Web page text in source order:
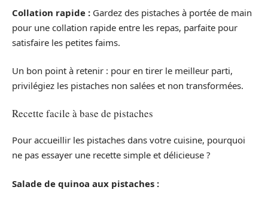
Collation rapide : Gardez des pistaches à portée de main
pour une collation rapide entre les repas, parfaite pour
satisfaire les petites faims.
Un bon point à retenir : pour en tirer le meilleur parti,
privilégiez les pistaches non salées et non transformées.
Recette facile à base de pistaches
Pour accueillir les pistaches dans votre cuisine, pourquoi
ne pas essayer une recette simple et délicieuse ?
Salade de quinoa aux pistaches :